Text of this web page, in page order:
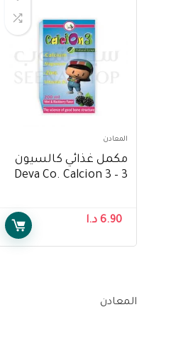
المعادن
مكمل غذائي كالسيون
3 – Deva Co. Calcion 3
6.90 د.ا
المعادن